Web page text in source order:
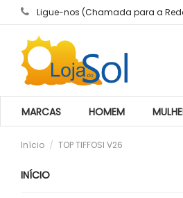
Ligue-nos (Chamada para a
MARCAS HOMEM
Início TOP TIFFOSI V26
INÍCIO